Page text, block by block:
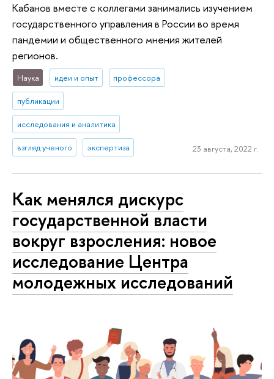
Кабанов вместе с коллегами занимались изучением
государственного управления в России во время
пандемии и общественного мнения жителей
регионов.
Наука идеи и опыт профессора
публикации
исследования и аналитика
взгляд ученого экспертиза 23 августа, 2022 г.
Как менялся дискурс
государственной власти
вокруг взросления: новое
исследование Центра
молодежных исследований